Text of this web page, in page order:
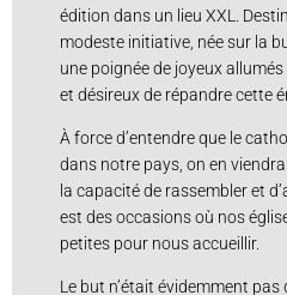
édition dans un lieu XXL.
modeste initiative, née sur la
une poignée de joyeux
et désireux de répandre cette
À force d’entendre que le
dans notre pays, on en
la capacité de rassembler et
est des occasions où nos
petites pour nous accueillir.
Le but n’était évidemment